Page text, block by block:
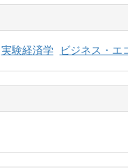
実験経済学 ビジネス・エ